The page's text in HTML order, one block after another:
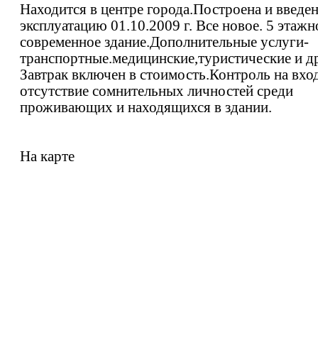
Находится в центре города.Построена и
эксплуатацию 01.10.2009 г. Все новое. 5
современное здание.Дополнительные услуги-
транспортные.медицинские,туристические и
Завтрак включен в стоимость.Контроль на
отсутствие сомнительных личностей среди
проживающих и находящихся в здании.
На карте